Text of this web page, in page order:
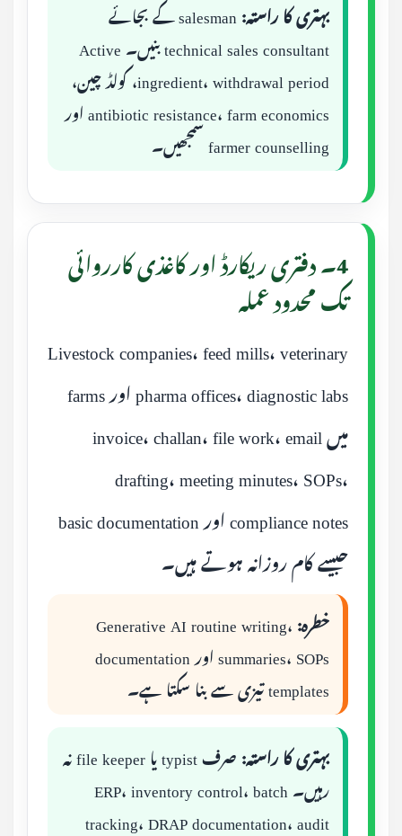
بہتری کا راستہ:
salesman کے بجائے
technical sales consultant بنیں۔ Active
ingredient، withdrawal period، کولڈ چین،
antibiotic resistance، farm economics اور
farmer counselling سمجھیں۔
4۔ دفتری ریکارڈ اور کاغذی کارروائی
تک محدود عملہ
Livestock companies، feed mills، veterinary
pharma offices، diagnostic labs اور farms
میں invoice، challan، file work، email
drafting، meeting minutes، SOPs،
compliance notes اور basic documentation
جیسے کام روزانہ ہوتے ہیں۔
خطرہ:Generative AI routine writing،
summaries، SOPs اور documentation
templates تیزی سے بنا سکتا ہے۔
بہتری کا راستہ:
صرف typist یا file keeper نہ
رہیں۔ ERP، inventory control، batch
tracking، DRAP documentation، audit